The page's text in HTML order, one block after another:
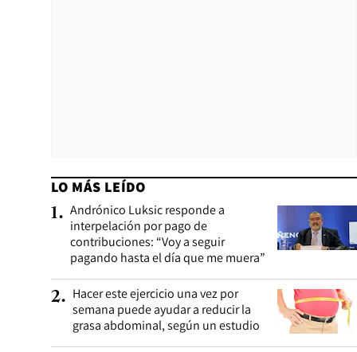
LO MÁS LEÍDO
1. Andrónico Luksic responde a
interpelación por pago de
contribuciones: “Voy a seguir
pagando hasta el día que me muera”
2. Hacer este ejercicio una vez por
semana puede ayudar a reducir la
grasa abdominal, según un estudio